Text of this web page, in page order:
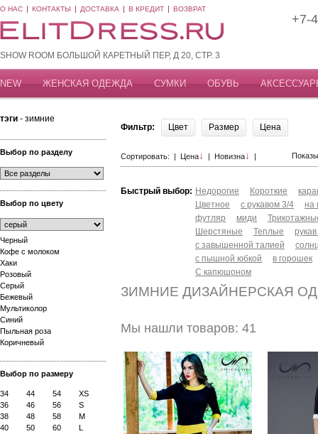
О НАС КОНТАКТЫ ДОСТАВКА В КРЕДИТ ВОЗВРАТ
SHOW ROOM БОЛЬШОЙ КАРЕТНЫЙ ПЕР, Д 20, СТР. 3
+7-
NEW ЖЕНСКАЯ ОДЕЖДА СУМКИ ОБУВЬ
тэги - зимние
Выбор по разделу
Выбор по цвету
Черный
Кофе с молоком
Хаки
Розовый
Серый
Бежевый
Мультиколор
Синий
Пыльная роза
Коричневый
Выбор по размеру
34 44 54
XS
36
46 56
S
38
48 58
M
40
50 60
L
Фильтр: Цвет Размер Цена
Сортировать: | Цена↓ | Новизна↓ |
Быстрый выбор: Недорогие Короткие
Цветное
с рукавом 3/4
на
футляр
миди
Шерстяные
Теплые
с завышенной талией
с пышной юбкой
в горошек
С капюшоном
ЗИМНИЕ ДИЗАЙНЕРСКАЯ
Мы нашли товаров: 41